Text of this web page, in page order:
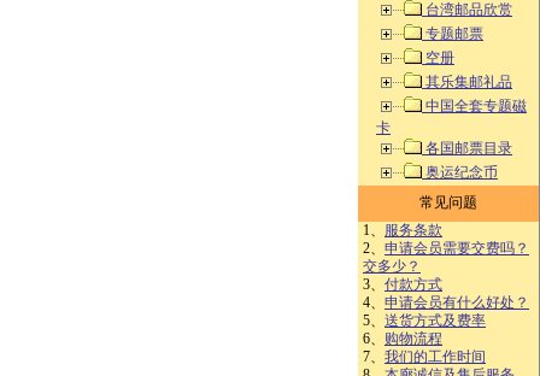
台湾邮品欣赏
专题邮票
空册
其乐集邮礼品
中国全套专题磁
卡
各国邮票目录
奥运纪念币
常见问题
1、 服务条款
2、 申请会员需要交费吗？
交多少？
3、 付款方式
4、 申请会员有什么好处？
5、 送货方式及费率
6、 购物流程
7、 我们的工作时间